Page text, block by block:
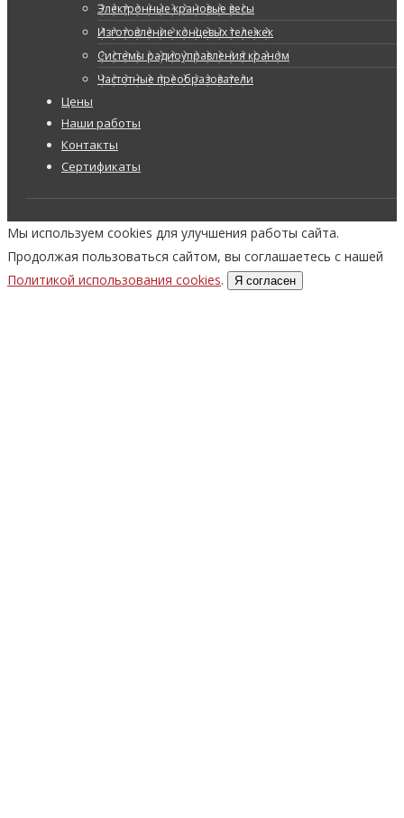
Электронные крановые весы
Изготовление концевых тележек
Системы радиоуправления краном
Частотные преобразователи
Цены
Наши работы
Контакты
Сертификаты
Мы используем cookies для улучшения работы сайта.
Продолжая пользоваться сайтом, вы соглашаетесь с нашей
Политикой использования cookies. Я согласен